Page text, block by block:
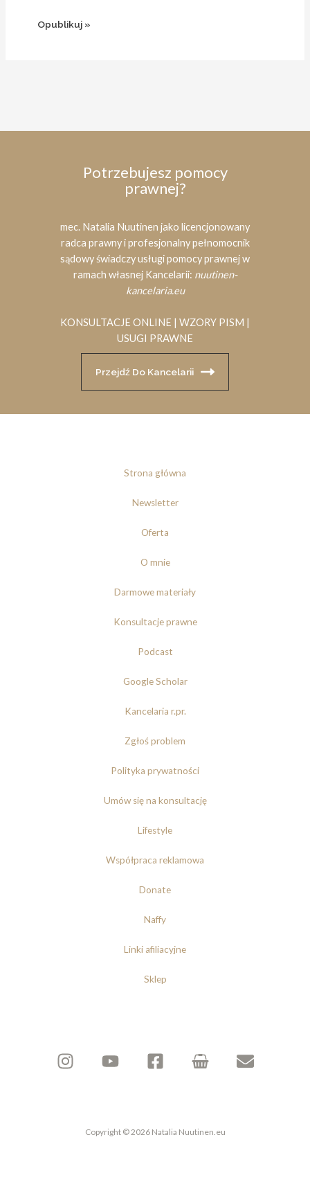
Potrzebujesz pomocy
prawnej?
mec. Natalia Nuutinen jako licencjonowany
radca prawny i profesjonalny pełnomocnik
sądowy świadczy usługi pomocy prawnej w
ramach własnej Kancelarii: nuutinen-
kancelaria.eu
KONSULTACJE ONLINE | WZORY PISM |
USUGI PRAWNE
Przejdź Do Kancelarii
Strona główna
Newsletter
Oferta
O mnie
Darmowe materiały
Konsultacje prawne
Podcast
Google Scholar
Kancelaria r.pr.
Zgłoś problem
Polityka prywatności
Umów się na konsultację
Lifestyle
Współpraca reklamowa
Donate
Naffy
Linki afiliacyjne
Sklep
Copyright © 2026 Natalia Nuutinen.eu